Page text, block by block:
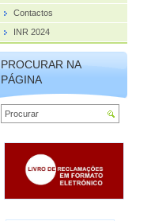
Contactos
INR 2024
PROCURAR NA
PÁGINA